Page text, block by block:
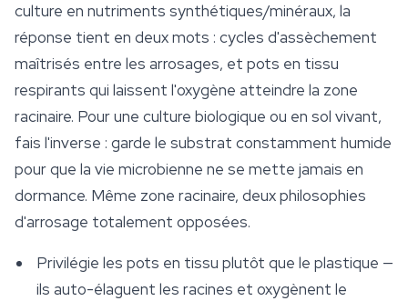
culture en nutriments synthétiques/minéraux, la
réponse tient en deux mots : cycles d'assèchement
maîtrisés entre les arrosages, et pots en tissu
respirants qui laissent l'oxygène atteindre la zone
racinaire. Pour une culture biologique ou en sol vivant,
fais l'inverse : garde le substrat constamment humide
pour que la vie microbienne ne se mette jamais en
dormance. Même zone racinaire, deux philosophies
d'arrosage totalement opposées.
Privilégie les pots en tissu plutôt que le plastique —
ils auto-élaguent les racines et oxygènent le